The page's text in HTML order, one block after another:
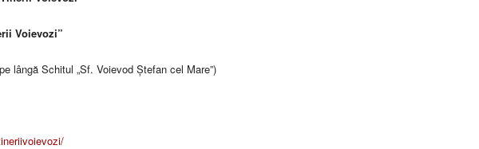
Voievozi”
lângă Schitul „Sf. Voievod Ștefan cel Mare”)